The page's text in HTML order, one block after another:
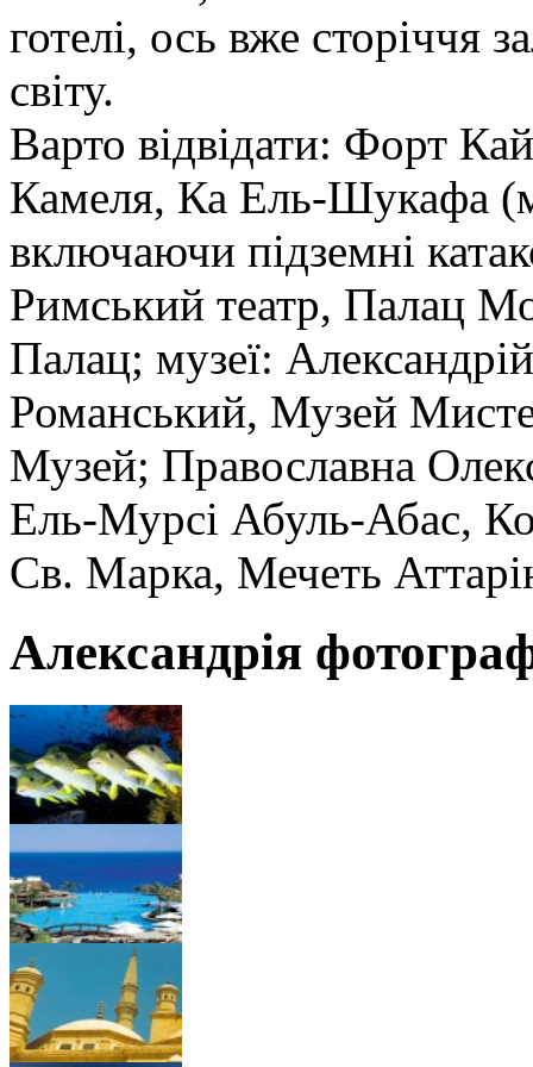
готелі, ось вже сторіччя
світу.
Варто відвідати: Форт
Камеля, Ка Ель-Шукафа
включаючи підземні
Римський театр, Палац
Палац; музеї:
Романський, Музей
Музей; Православна
Ель-Мурсі Абуль-Абас,
Св. Марка, Мечеть
Александрія